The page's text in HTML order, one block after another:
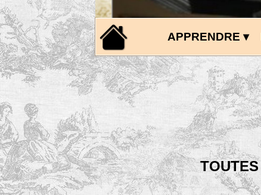
APPRENDRE ▾
TOUTES